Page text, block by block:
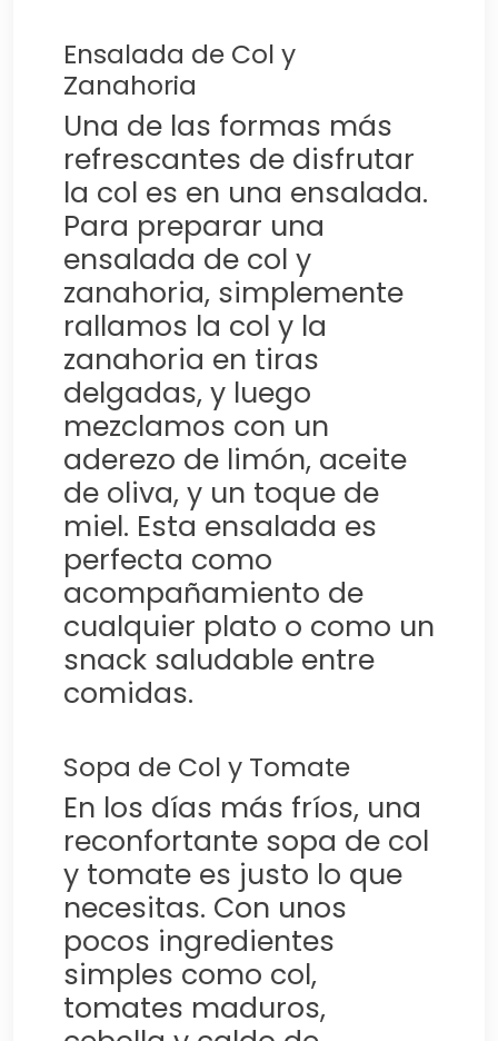
Ensalada de Col y
Zanahoria
Una de las formas más
refrescantes de disfrutar
la col es en una ensalada.
Para preparar una
ensalada de col y
zanahoria, simplemente
rallamos la col y la
zanahoria en tiras
delgadas, y luego
mezclamos con un
aderezo de limón, aceite
de oliva, y un toque de
miel. Esta ensalada es
perfecta como
acompañamiento de
cualquier plato o como un
snack saludable entre
comidas.
Sopa de Col y Tomate
En los días más fríos, una
reconfortante sopa de col
y tomate es justo lo que
necesitas. Con unos
pocos ingredientes
simples como col,
tomates maduros,